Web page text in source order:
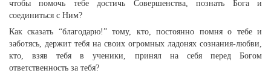
чтобы помочь тебе достичь Совершенства, познать Бога и
соединиться с Ним?
Как сказать “благодарю!” тому, кто, постоянно помня о тебе и
заботясь, держит тебя на своих огромных ладонях сознания-любви,
кто, взяв тебя в ученики, принял на себя перед Богом
ответственность за тебя?